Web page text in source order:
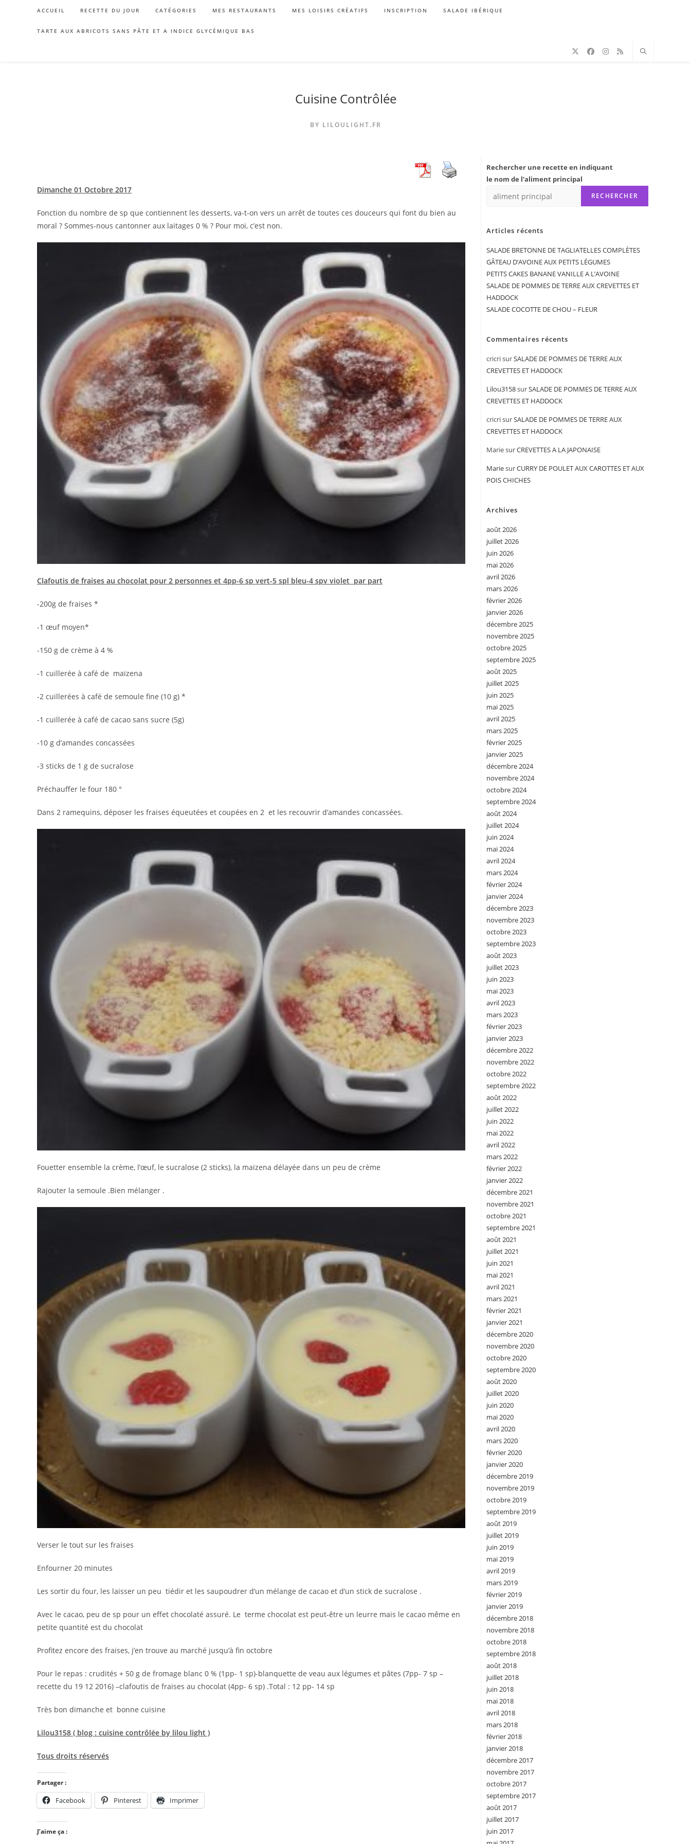
ACCUEIL RECETTE DU JOUR CATÉGORIES MES RESTAURANTS MES LOISIRS CRÉATIFS INSCRIPTION SALADE IBÉRIQUE
TARTE AUX ABRICOTS SANS PÂTE ET A INDICE GLYCÉMIQUE BAS
Cuisine Contrôlée
BY LILOULIGHT.FR
Dimanche 01 Octobre 2017
Fonction du nombre de sp que contiennent les desserts, va-t-on vers un arrêt de toutes ces douceurs qui font du bien au
moral ? Sommes-nous cantonner aux laitages 0 % ? Pour moi, c’est non.
Clafoutis de fraises au chocolat pour 2 personnes et 4pp-6 sp vert-5 spl bleu-4 spv violet par part
-200g de fraises *
-1 œuf moyen*
-150 g de crème à 4 %
-1 cuillerée à café de maïzena
-2 cuillerées à café de semoule fine (10 g) *
-1 cuillerée à café de cacao sans sucre (5g)
-10 g d’amandes concassées
-3 sticks de 1 g de sucralose
Préchauffer le four 180 °
Dans 2 ramequins, déposer les fraises équeutées et coupées en 2 et les recouvrir d’amandes concassées.
Fouetter ensemble la crème, l’œuf, le sucralose (2 sticks), la maïzena délayée dans un peu de crème
Rajouter la semoule .Bien mélanger .
Verser le tout sur les fraises
Enfourner 20 minutes
Les sortir du four, les laisser un peu tiédir et les saupoudrer d’un mélange de cacao et d’un stick de sucralose .
Avec le cacao, peu de sp pour un effet chocolaté assuré. Le terme chocolat est peut-être un leurre mais le cacao même en
petite quantité est du chocolat
Profitez encore des fraises, j’en trouve au marché jusqu’à fin octobre
Pour le repas : crudités + 50 g de fromage blanc 0 % (1pp- 1 sp)-blanquette de veau aux légumes et pâtes (7pp- 7 sp –
recette du 19 12 2016) –clafoutis de fraises au chocolat (4pp- 6 sp) .Total : 12 pp- 14 sp
Très bon dimanche et bonne cuisine
Lilou3158 ( blog : cuisine contrôlée by lilou light )
Tous droits réservés
Partager :
Facebook Pinterest Imprimer
J’aime ça :
Rechercher une recette en indiquant
le nom de l'aliment principal
RECHERCHER
Articles récents
SALADE BRETONNE DE TAGLIATELLES COMPLÈTES
GÂTEAU D’AVOINE AUX PETITS LÉGUMES
PETITS CAKES BANANE VANILLE A L’AVOINE
SALADE DE POMMES DE TERRE AUX CREVETTES ET
HADDOCK
SALADE COCOTTE DE CHOU – FLEUR
Commentaires récents
cricrisurSALADE DE POMMES DE TERRE AUX
CREVETTES ET HADDOCK
Lilou3158surSALADE DE POMMES DE TERRE AUX
CREVETTES ET HADDOCK
cricrisurSALADE DE POMMES DE TERRE AUX
CREVETTES ET HADDOCK
MariesurCREVETTES A LA JAPONAISE
MariesurCURRY DE POULET AUX CAROTTES ET AUX
POIS CHICHES
Archives
août 2026
juillet 2026
juin 2026
mai 2026
avril 2026
mars 2026
février 2026
janvier 2026
décembre 2025
novembre 2025
octobre 2025
septembre 2025
août 2025
juillet 2025
juin 2025
mai 2025
avril 2025
mars 2025
février 2025
janvier 2025
décembre 2024
novembre 2024
octobre 2024
septembre 2024
août 2024
juillet 2024
juin 2024
mai 2024
avril 2024
mars 2024
février 2024
janvier 2024
décembre 2023
novembre 2023
octobre 2023
septembre 2023
août 2023
juillet 2023
juin 2023
mai 2023
avril 2023
mars 2023
février 2023
janvier 2023
décembre 2022
novembre 2022
octobre 2022
septembre 2022
août 2022
juillet 2022
juin 2022
mai 2022
avril 2022
mars 2022
février 2022
janvier 2022
décembre 2021
novembre 2021
octobre 2021
septembre 2021
août 2021
juillet 2021
juin 2021
mai 2021
avril 2021
mars 2021
février 2021
janvier 2021
décembre 2020
novembre 2020
octobre 2020
septembre 2020
août 2020
juillet 2020
juin 2020
mai 2020
avril 2020
mars 2020
février 2020
janvier 2020
décembre 2019
novembre 2019
octobre 2019
septembre 2019
août 2019
juillet 2019
juin 2019
mai 2019
avril 2019
mars 2019
février 2019
janvier 2019
décembre 2018
novembre 2018
octobre 2018
septembre 2018
août 2018
juillet 2018
juin 2018
mai 2018
avril 2018
mars 2018
février 2018
janvier 2018
décembre 2017
novembre 2017
octobre 2017
septembre 2017
août 2017
juillet 2017
juin 2017